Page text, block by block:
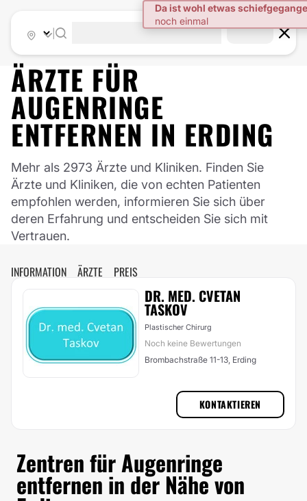
ÄRZTE FÜR
AUGENRINGE
ENTFERNEN IN ERDING
Mehr als 2973 Ärzte und Kliniken. Finden Sie
Ärzte und Kliniken, die von echten Patienten
empfohlen werden, informieren Sie sich über
deren Erfahrung und entscheiden Sie sich mit
Vertrauen.
INFORMATION ÄRZTE PREIS
DR. MED. CVETAN
TASKOV
Plastischer Chirurg
Noch keine Bewertungen
Brombachstraße 11-13, Erding
KONTAKTIEREN
Zentren für Augenringe
entfernen in der Nähe von